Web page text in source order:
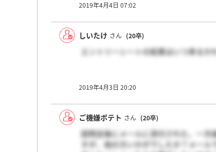
2019年4月4日 07:02
しいたけ さん (20卒)
エントリーシートの結果はいつ来るか
2019年4月3日 20:20
ご機嫌ポテト さん (20卒)
説明会後にメールに添付された、一
すが、他の方いかがでしたか？メー